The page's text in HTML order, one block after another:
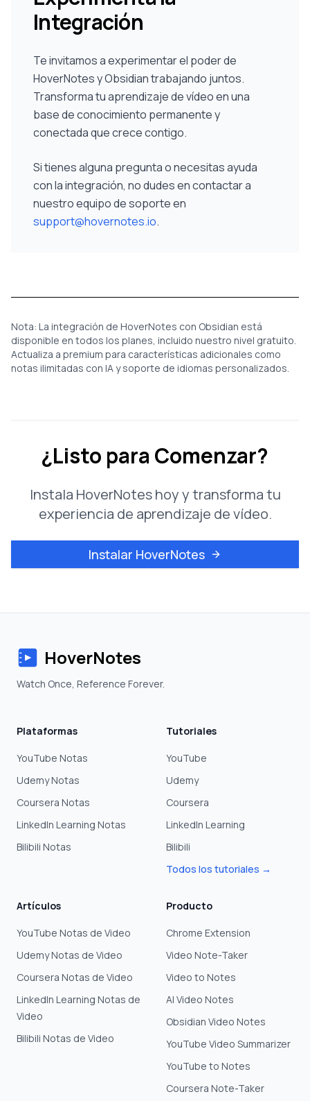
Integración
Te invitamos a experimentar el poder de
HoverNotes y Obsidian trabajando juntos.
Transforma tu aprendizaje de vídeo en una
base de conocimiento permanente y
conectada que crece contigo.
Si tienes alguna pregunta o necesitas ayuda
con la integración, no dudes en contactar a
nuestro equipo de soporte en
support@hovernotes.io.
Nota: La integración de HoverNotes con Obsidian está
disponible en todos los planes, incluido nuestro nivel gratuito.
Actualiza a premium para características adicionales como
notas ilimitadas con IA y soporte de idiomas personalizados.
¿Listo para Comenzar?
Instala HoverNotes hoy y transforma tu
experiencia de aprendizaje de vídeo.
Instalar HoverNotes
HoverNotes
Watch Once, Reference Forever.
Plataformas
YouTube Notas
Udemy Notas
Coursera Notas
LinkedIn Learning Notas
Bilibili Notas
Tutoriales
YouTube
Udemy
Coursera
LinkedIn Learning
Bilibili
Todos los tutoriales →
Artículos
YouTube Notas de Video
Udemy Notas de Video
Coursera Notas de Video
LinkedIn Learning Notas de
Video
Bilibili Notas de Video
Producto
Chrome Extension
Video Note-Taker
Video to Notes
AI Video Notes
Obsidian Video Notes
YouTube Video Summarizer
YouTube to Notes
Coursera Note-Taker